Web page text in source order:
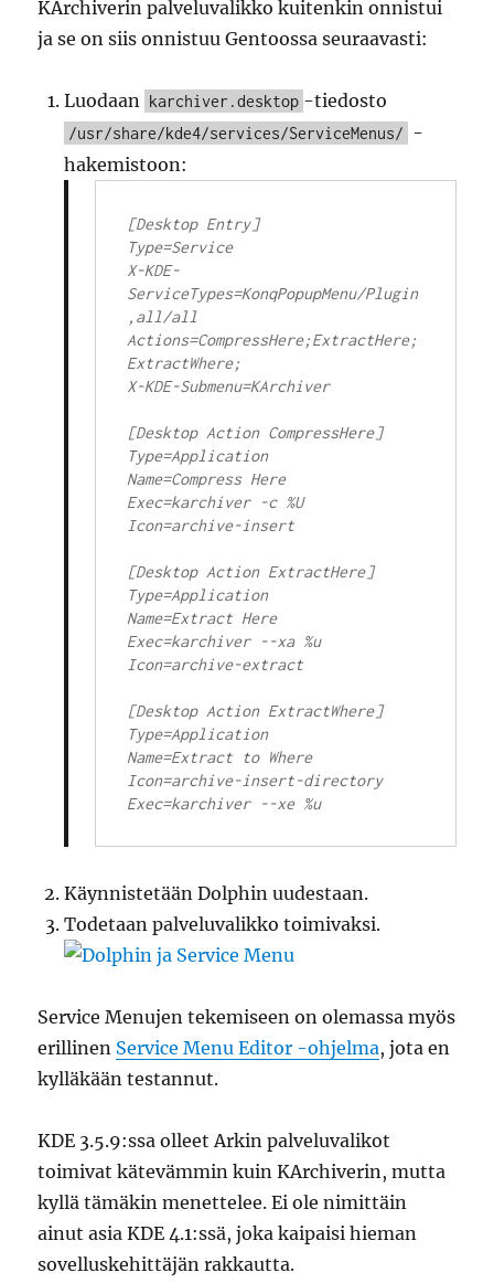
KArchiverin palveluvalikko kuitenkin onnistui
ja se on siis onnistuu Gentoossa seuraavasti:
Luodaan karchiver.desktop -tiedosto
/usr/share/kde4/services/ServiceMenus/ -
hakemistoon:
[Desktop Entry]
Type=Service
X-KDE-
ServiceTypes=KonqPopupMenu/Plugin
,all/all
Actions=CompressHere;ExtractHere;
ExtractWhere;
X-KDE-Submenu=KArchiver
[Desktop Action CompressHere]
Type=Application
Name=Compress Here
Exec=karchiver -c %U
Icon=archive-insert
[Desktop Action ExtractHere]
Type=Application
Name=Extract Here
Exec=karchiver --xa %u
Icon=archive-extract
[Desktop Action ExtractWhere]
Type=Application
Name=Extract to Where
Icon=archive-insert-directory
Käynnistetään Dolphin uudestaan.
Todetaan palveluvalikko toimivaksi.
Service Menujen tekemiseen on olemassa myös
erillinen Service Menu Editor -ohjelma, jota en
kylläkään testannut.
KDE 3.5.9:ssa olleet Arkin palveluvalikot
toimivat kätevämmin kuin KArchiverin, mutta
kyllä tämäkin menettelee. Ei ole nimittäin
ainut asia KDE 4.1:ssä, joka kaipaisi hieman
sovelluskehittäjän rakkautta.